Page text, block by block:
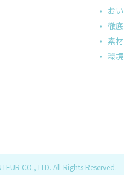
お
徹
素
環
CO., LTD. All Rights Reserved.